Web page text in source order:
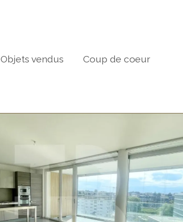
Objets vendus Coup de coeur